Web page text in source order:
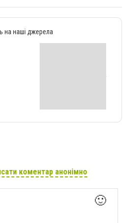
на наші джерела
коментар анонімно
🙂